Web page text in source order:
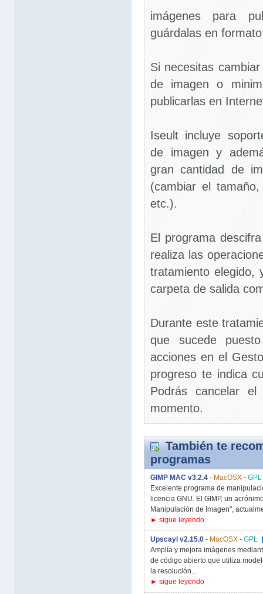
imágenes para
guárdalas en
Si necesitas
de imagen o
publicarlas en
Iseult incluye
de imagen y
gran cantidad de
(cambiar el
etc.).
El programa
realiza las
tratamiento elegido,
carpeta de salida
Durante este
que sucede
acciones en el
progreso te indica
Podrás cancelar el
momento.
También te
programas
GIMP MAC v3.2.4 - MacOSX - GPL
Excelente programa de
licencia GNU. El GIMP, un
Manipulación de Imagen",
► sigue leyendo
Upscayl v2.15.0 - MacOSX - GPL
Amplía y mejora imágenes
de código abierto que utiliza
la resolución...
► sigue leyendo